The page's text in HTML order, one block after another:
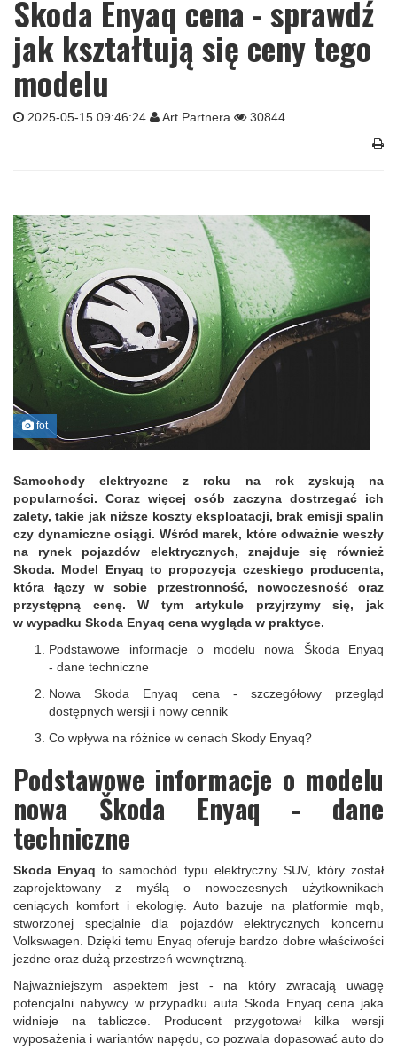
Skoda Enyaq cena - sprawdź
jak kształtują się ceny tego
modelu
2025-05-15 09:46:24 Art Partnera 30844
fot
Samochody elektryczne z roku na rok zyskują na
popularności. Coraz więcej osób zaczyna dostrzegać ich
zalety, takie jak niższe koszty eksploatacji, brak emisji spalin
czy dynamiczne osiągi. Wśród marek, które odważnie weszły
na rynek pojazdów elektrycznych, znajduje się również
Skoda. Model Enyaq to propozycja czeskiego producenta,
która łączy w sobie przestronność, nowoczesność oraz
przystępną cenę. W tym artykule przyjrzymy się, jak
w wypadku Skoda Enyaq cena wygląda w praktyce.
Podstawowe informacje o modelu nowa Škoda Enyaq
- dane techniczne
Nowa Skoda Enyaq cena - szczegółowy przegląd
dostępnych wersji i nowy cennik
Co wpływa na różnice w cenach Skody Enyaq?
Podstawowe informacje o modelu
nowa Škoda Enyaq - dane
techniczne
Skoda Enyaq to samochód typu elektryczny SUV, który został
zaprojektowany z myślą o nowoczesnych użytkownikach
ceniących komfort i ekologię. Auto bazuje na platformie mqb,
stworzonej specjalnie dla pojazdów elektrycznych koncernu
Volkswagen. Dzięki temu Enyaq oferuje bardzo dobre właściwości
jezdne oraz dużą przestrzeń wewnętrzną.
Najważniejszym aspektem jest - na który zwracają uwagę
potencjalni nabywcy w przypadku auta Skoda Enyaq cena jaka
widnieje na tabliczce. Producent przygotował kilka wersji
wyposażenia i wariantów napędu, co pozwala dopasować auto do